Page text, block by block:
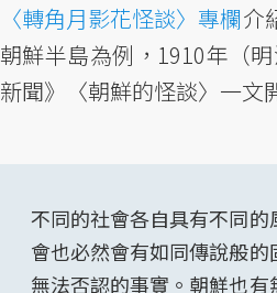
〈轉角月影花怪談〉專欄介
朝鮮半島為例，1910年（
新聞》〈朝鮮的怪談〉一文
不同的社會各自具有不同
會也必然會有如同傳說般
無法否認的事實。朝鮮也